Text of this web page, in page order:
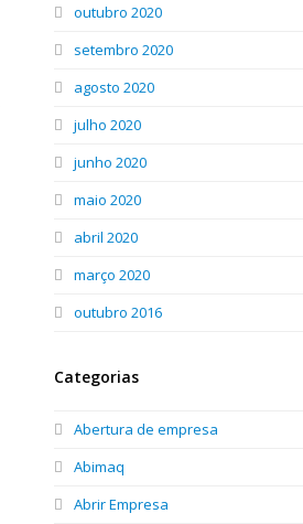
outubro 2020
setembro 2020
agosto 2020
julho 2020
junho 2020
maio 2020
abril 2020
março 2020
outubro 2016
Categorias
Abertura de empresa
Abimaq
Abrir Empresa